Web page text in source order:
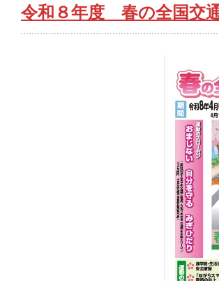
令和８年度 春の全国交